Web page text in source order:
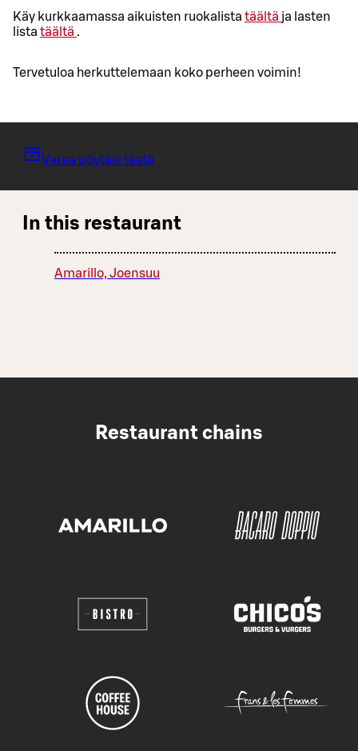
Käy kurkkaamassa aikuisten ruokalista täältä ja lasten
lista täältä .
Tervetuloa herkuttelemaan koko perheen voimin!
Varaa pöytäsi tästä
In this restaurant
Amarillo, Joensuu
Restaurant chains